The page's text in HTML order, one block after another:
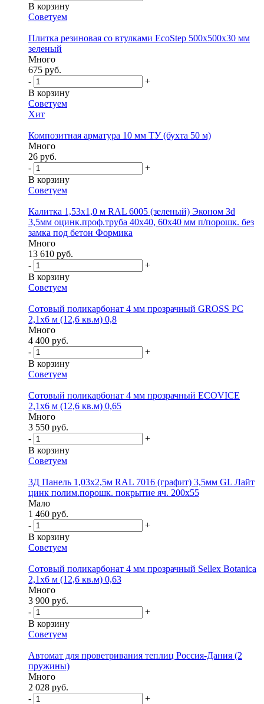
В корзину
Советуем
Плитка резиновая со втулками EcoStep 500х500х30 мм
зеленый
Много
675 руб.
-
+
В корзину
Советуем
Хит
Композитная арматура 10 мм ТУ (бухта 50 м)
Много
26 руб.
-
+
В корзину
Советуем
Калитка 1,53х1,0 м RAL 6005 (зеленый) Эконом 3d
3,5мм оцинк.проф.труба 40х40, 60х40 мм п/порошк. без
замка под бетон Формика
Много
13 610 руб.
-
+
В корзину
Советуем
Сотовый поликарбонат 4 мм прозрачный GROSS PC
2,1х6 м (12,6 кв.м) 0,8
Много
4 400 руб.
-
+
В корзину
Советуем
Сотовый поликарбонат 4 мм прозрачный ECOVICE
2,1х6 м (12,6 кв.м) 0,65
Много
3 550 руб.
-
+
В корзину
Советуем
3Д Панель 1,03х2,5м RAL 7016 (графит) 3,5мм GL Лайт
цинк полим.порошк. покрытие яч. 200х55
Мало
1 460 руб.
-
+
В корзину
Советуем
Сотовый поликарбонат 4 мм прозрачный Sellex Botanica
2,1х6 м (12,6 кв.м) 0,63
Много
3 900 руб.
-
+
В корзину
Советуем
Автомат для проветривания теплиц Россия-Дания (2
пружины)
Много
2 028 руб.
-
+